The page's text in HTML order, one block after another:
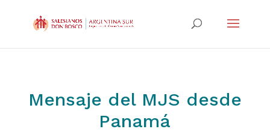
Mensaje del MJS desde
Panamá